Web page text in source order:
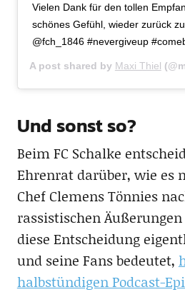
Vielen Dank für den tollen
schönes Gefühl, wieder zurück
@fch_1846 #nevergiveup
A post shared by Maxi Thiel
Und sonst so?
Beim FC Schalke
Ehrenrat darüber, wie es
Chef Clemens Tönnies
rassistischen
diese Entscheidung
und seine Fans bedeutet,
halbstündigen Podcast-